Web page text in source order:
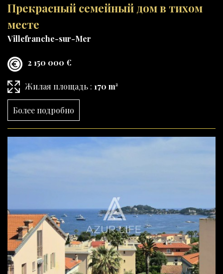
Прекрасный семейный дом в тихом
месте
Villefranche-sur-Mer
2 150 000 €
Жилая площадь : 170 m²
Более подробно